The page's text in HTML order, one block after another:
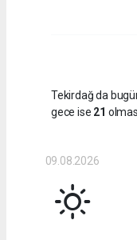
Tekirdağ da
gece ise 21
09.08.2026